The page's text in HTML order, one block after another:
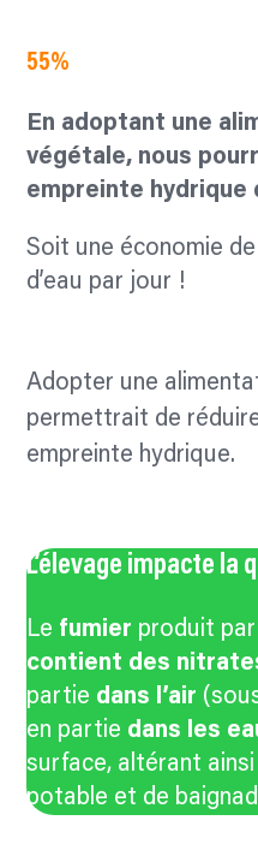
55%
En adoptant une
végétale, nous
empreinte hydrique
Soit une économie
d’eau par jour !
Adopter une
permettrait de
empreinte hydrique.
L’élevage impacte la
Le fumier produit par
contient des
partie dans l’air
en partie dans les
surface, altérant ainsi
potable et de